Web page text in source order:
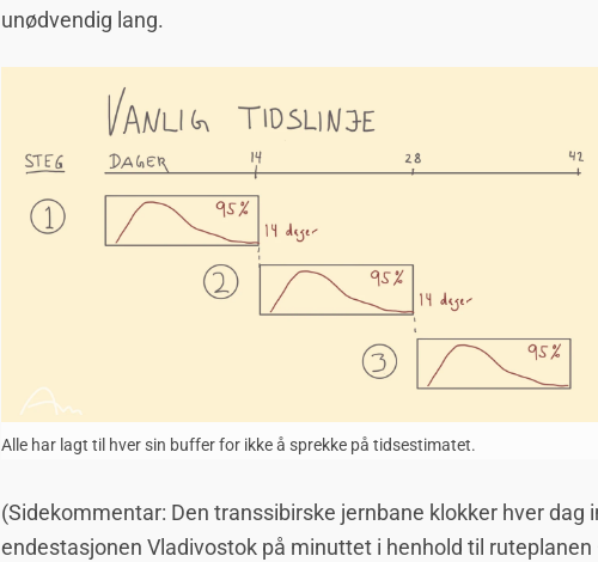
unødvendig lang.
Alle har lagt til hver sin buffer for ikke å sprekke på tidsestimatet.
(Sidekommentar: Den transsibirske jernbane klokker hver dag
endestasjonen Vladivostok på minuttet i henhold til ruteplanen